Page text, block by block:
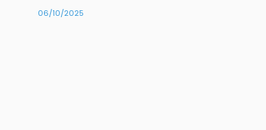
06/10/2025